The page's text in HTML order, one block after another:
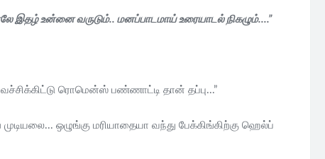
இதழ் உன்னை வருடும்.. மனப்பாடமாய் உரையாடல் நிகழும்....”
ரொமென்ஸ் பண்ணாட்டி தான் தப்பு...”
ஒழுங்கு மரியாதையா வந்து பேக்கிங்கிற்கு ஹெல்ப்